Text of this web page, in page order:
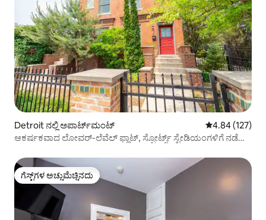
Detroit ನಲ್ಲಿ ಅಪಾರ್ಟ್‌ಮಂಟ್ 5 ರಲ್ಲಿ 4.84
4.84 (127)
ಆಕರ್ಷಕವಾದ ಲೋವರ್-ಲೆವೆಲ್ ಫ್ಲಾಟ್, ಸ್ಪೋರ್ಟ್ಸ್ ಸ್ಟೇಡಿಯಂಗಳಿಗೆ ನಡೆದು
ಗೆಸ್ಟ್‌ಗಳ ಅಚ್ಚುಮೆಚ್ಚಿನದು
ಗೆಸ್ಟ್‌ಗಳ ಅಚ್ಚುಮೆಚ್ಚಿನದು